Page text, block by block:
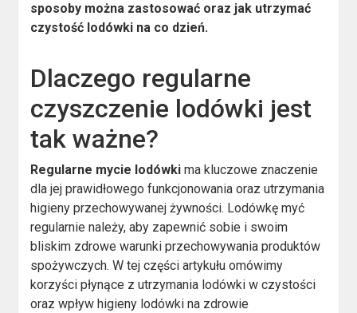
sposoby można zastosować oraz jak utrzymać
czystość lodówki na co dzień.
Dlaczego regularne
czyszczenie lodówki jest
tak ważne?
Regularne mycie lodówki ma kluczowe znaczenie
dla jej prawidłowego funkcjonowania oraz utrzymania
higieny przechowywanej żywności. Lodówkę myć
regularnie należy, aby zapewnić sobie i swoim
bliskim zdrowe warunki przechowywania produktów
spożywczych. W tej części artykułu omówimy
korzyści płynące z utrzymania lodówki w czystości
oraz wpływ higieny lodówki na zdrowie